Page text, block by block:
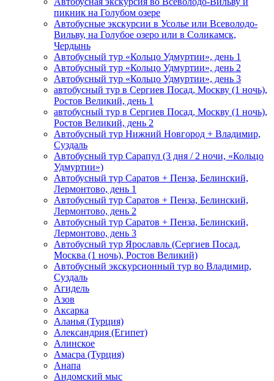
пикник на Голубом озере
Автобусные экскурсии в Усолье или Всеволодо-
Вильву, на Голубое озеро или в Соликамск,
Чердынь
Автобусный тур «Кольцо Удмуртии», день 1
Автобусный тур «Кольцо Удмуртии», день 2
Автобусный тур «Кольцо Удмуртии», день 3
автобусный тур в Сергиев Посад, Москву (1 ночь),
Ростов Великий, день 1
автобусный тур в Сергиев Посад, Москву (1 ночь),
Ростов Великий, день 2
Автобусный тур Нижний Новгород + Владимир,
Суздаль
Автобусный тур Сарапул (3 дня / 2 ночи, «Кольцо
Удмуртии»)
Автобусный тур Саратов + Пенза, Белинский,
Лермонтово, день 1
Автобусный тур Саратов + Пенза, Белинский,
Лермонтово, день 2
Автобусный тур Саратов + Пенза, Белинский,
Лермонтово, день 3
Автобусный тур Ярославль (Сергиев Посад,
Москва (1 ночь), Ростов Великий)
Автобусный экскурсионный тур во Владимир,
Суздаль
Агидель
Азов
Аксарка
Аланья (Турция)
Александрия (Египет)
Алинское
Амасра (Турция)
Анапа
Андомский мыс